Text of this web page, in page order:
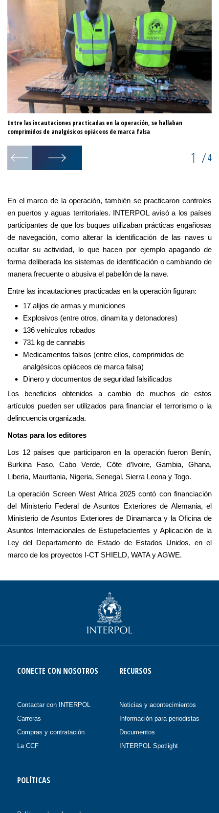
Entre las incautaciones practicadas en la operación, se hallaban
comprimidos de analgésicos opiáceos de marca falsa
1 /4
En el marco de la operación, también se practicaron controles
en puertos y aguas territoriales. INTERPOL avisó a los países
participantes de que los buques utilizaban prácticas engañosas
de navegación, como alterar la identificación de las naves u
ocultar su actividad, lo que hacen por ejemplo apagando de
forma deliberada los sistemas de identificación o cambiando de
manera frecuente o abusiva el pabellón de la nave.
Entre las incautaciones practicadas en la operación figuran:
17 alijos de armas y municiones
Explosivos (entre otros, dinamita y detonadores)
136 vehículos robados
731 kg de cannabis
Medicamentos falsos (entre ellos, comprimidos de
analgésicos opiáceos de marca falsa)
Dinero y documentos de seguridad falsificados
Los beneficios obtenidos a cambio de muchos de estos
artículos pueden ser utilizados para financiar el terrorismo o la
delincuencia organizada.
Notas para los editores
Los 12 países que participaron en la operación fueron Benín,
Burkina Faso, Cabo Verde, Côte d’Ivoire, Gambia, Ghana,
Liberia, Mauritania, Nigeria, Senegal, Sierra Leona y Togo.
La operación Screen West Africa 2025 contó con financiación
del Ministerio Federal de Asuntos Exteriores de Alemania, el
Ministerio de Asuntos Exteriores de Dinamarca y la Oficina de
Asuntos Internacionales de Estupefacientes y Aplicación de la
Ley del Departamento de Estado de Estados Unidos, en el
marco de los proyectos I-CT SHIELD, WATA y AGWE.
CONECTE CON NOSOTROS
Contactar con INTERPOL
Carreras
Compras y contratación
La CCF
RECURSOS
Noticias y acontecimientos
Información para periodistas
Documentos
INTERPOL Spotlight
POLÍTICAS